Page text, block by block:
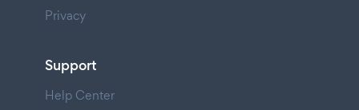
Privacy
Support
Help Center